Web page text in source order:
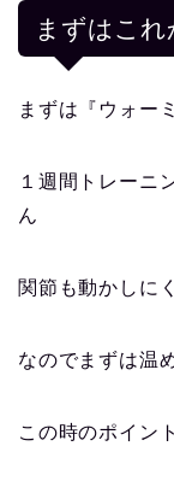
まずはこれ
まずは 『ウォー
１週間トレーニ
ん
関節も動かしに
なのでまずは温
この時のポイン